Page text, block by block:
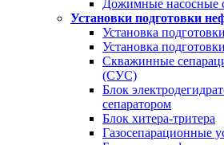
Дожимные насосные
Установки подготовки
Установка
Установка
Скважинные
(СУС)
Блок
сепаратором
Блок хитера-тритера
Газосепарационные